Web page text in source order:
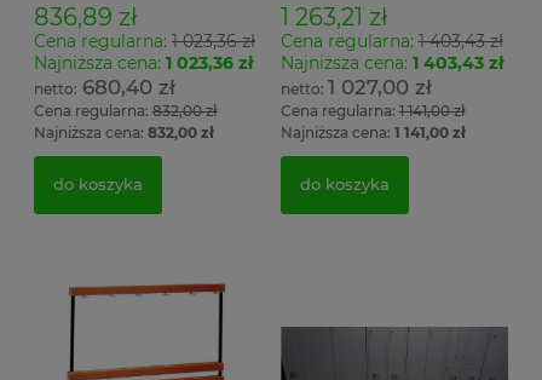
836,89 zł
Cena regularna: 1 023,36 zł
Najniższa cena: 1 023,36 zł
680,40 zł
Cena regularna: 832,00 zł
Najniższa cena: 832,00 zł
do koszyka
1 263,21 zł
Cena regularna:1 403,43 zł
Najniższa cena: 1 403,43 zł
1 027,00 zł
Cena regularna:1 141,00 zł
Najniższa cena: 1 141,00 zł
do koszyka